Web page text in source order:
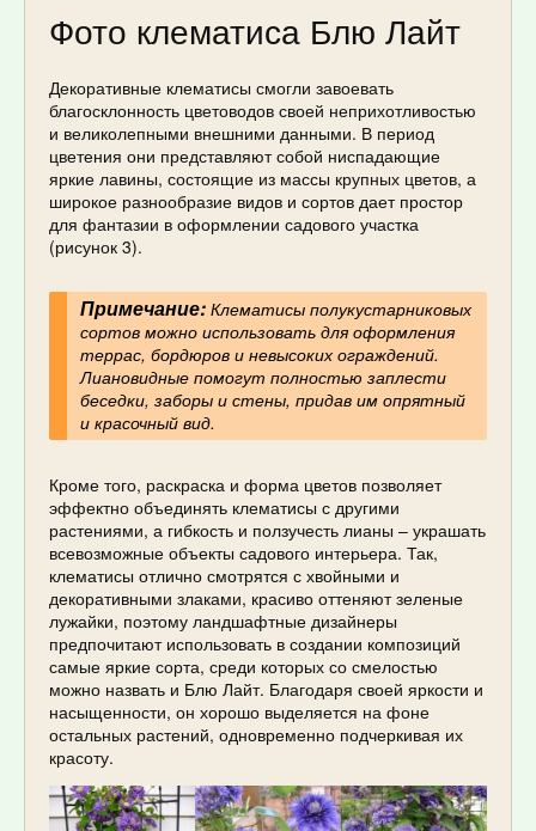
Фото клематиса Блю Лайт
Декоративные клематисы смогли завоевать
благосклонность цветоводов своей неприхотливостью
и великолепными внешними данными. В период
цветения они представляют собой ниспадающие
яркие лавины, состоящие из массы крупных цветов, а
широкое разнообразие видов и сортов дает простор
для фантазии в оформлении садового участка
(рисунок 3).
Примечание:Клематисы полукустарниковых
сортов можно использовать для оформления
террас, бордюров и невысоких ограждений.
Лиановидные помогут полностью заплести
беседки, заборы и стены, придав им опрятный
и красочный вид.
Кроме того, раскраска и форма цветов позволяет
эффектно объединять клематисы с другими
растениями, а гибкость и ползучесть лианы – украшать
всевозможные объекты садового интерьера. Так,
клематисы отлично смотрятся с хвойными и
декоративными злаками, красиво оттеняют зеленые
лужайки, поэтому ландшафтные дизайнеры
предпочитают использовать в создании композиций
самые яркие сорта, среди которых со смелостью
можно назвать и Блю Лайт. Благодаря своей яркости и
насыщенности, он хорошо выделяется на фоне
остальных растений, одновременно подчеркивая их
красоту.